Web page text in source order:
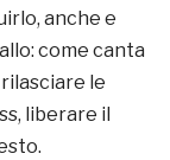
anche e
come canta
le
liberare il